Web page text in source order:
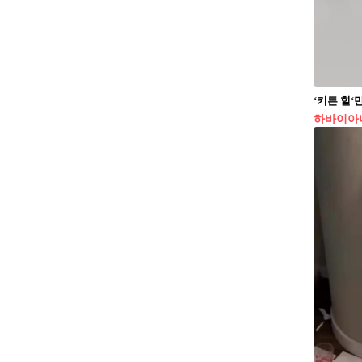
‘키튼 힐‘
하바이아